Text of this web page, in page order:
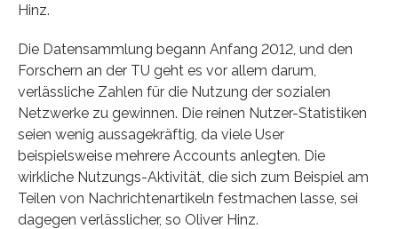
Hinz.
Die Datensammlung begann Anfang 2012, und den
Forschern an der TU geht es vor allem darum,
verlässliche Zahlen für die Nutzung der sozialen
Netzwerke zu gewinnen. Die reinen Nutzer-Statistiken
seien wenig aussagekräftig, da viele User
beispielsweise mehrere Accounts anlegten. Die
wirkliche Nutzungs-Aktivität, die sich zum Beispiel am
Teilen von Nachrichtenartikeln festmachen lasse, sei
dagegen verlässlicher, so Oliver Hinz.